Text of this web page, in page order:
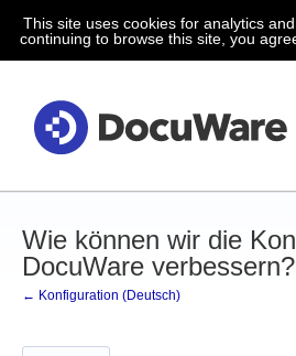
Zum
Inhalt
This site uses cookies for analytics
continuing to browse this site, you
Wie können wir die
DocuWare verbessern?
← Konfiguration (Deutsch)